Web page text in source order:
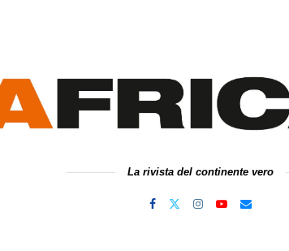
La rivista del continente vero